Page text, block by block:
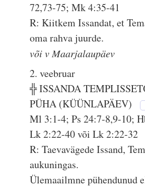
72,73-75; Mk 4:35-41
R: Kiitkem Issandat, et
oma rahva juurde.
või v Maarjalaupäev
2. veebruar
╬ ISSANDA
PÜHA (KÜÜNLAPÄEV)
Ml 3:1-4; Ps 24:7-8,9-10;
Lk 2:22-40 või Lk 2:22-32
R: Taevavägede Issand,
aukuningas.
Ülemaailmne pühendunud